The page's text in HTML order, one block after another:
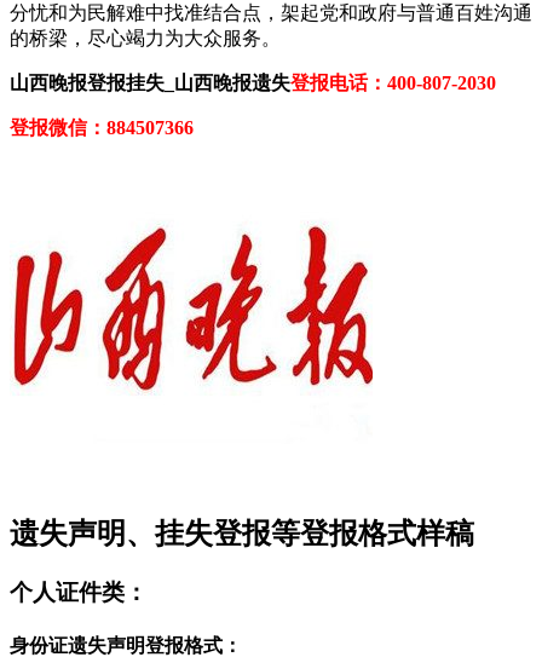
分忧和为民解难中找准结合点，架起党和政府与普通百姓沟通
的桥梁，尽心竭力为大众服务。
山西晚报登报挂失_山西晚报遗失登报电话：400-807-2030
登报微信：884507366
遗失声明、挂失登报等登报格式样稿
个人证件类：
身份证遗失声明登报格式：